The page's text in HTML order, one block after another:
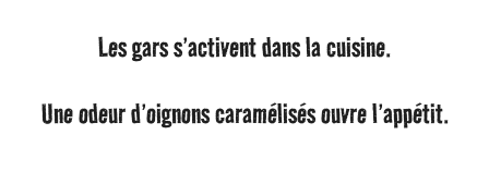
Les gars s’activent dans la cuisine.
Une odeur d’oignons caramélisés ouvre l’appétit.